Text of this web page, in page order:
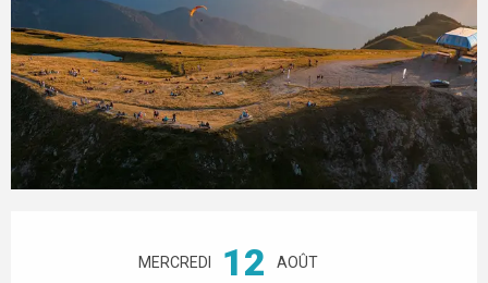
MERCREDI 12 AOÛT